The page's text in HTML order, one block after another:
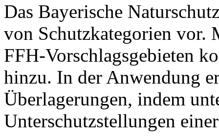
Das Bayerische
von Schutzkategorien vor.
FFH-Vorschlagsgebieten
hinzu. In der Anwendung
Überlagerungen, indem
Unterschutzstellungen